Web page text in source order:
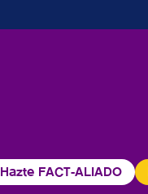
Hazte FACT-ALIADO